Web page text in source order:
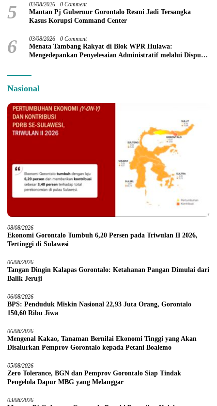
5 03/08/2026 0 Comment
Mantan Pj Gubernur Gorontalo Resmi Jadi Tersangka
Kasus Korupsi Command Center
6 03/08/2026 0 Comment
Menata Tambang Rakyat di Blok WPR Hulawa:
Mengedepankan Penyelesaian Administratif melalui Dispute
Nasional
08/08/2026
Ekonomi Gorontalo Tumbuh 6,20 Persen pada Triwulan II 2026,
Tertinggi di Sulawesi
06/08/2026
Tangan Dingin Kalapas Gorontalo: Ketahanan Pangan Dimulai dari
Balik Jeruji
06/08/2026
BPS: Penduduk Miskin Nasional 22,93 Juta Orang, Gorontalo
150,60 Ribu Jiwa
06/08/2026
Mengenal Kakao, Tanaman Bernilai Ekonomi Tinggi yang Akan
Disalurkan Pemprov Gorontalo kepada Petani Boalemo
05/08/2026
Zero Tolerance, BGN dan Pemprov Gorontalo Siap Tindak
Pengelola Dapur MBG yang Melanggar
03/08/2026